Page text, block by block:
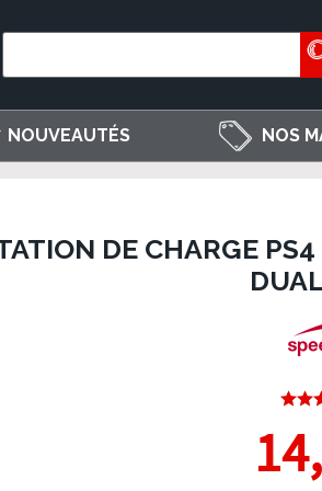
NOUVEAUTÉS NOS
DE CHARGE